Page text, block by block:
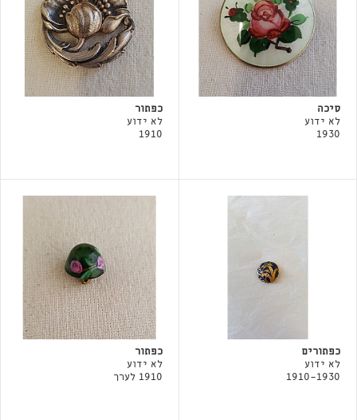
סיכה
לא ידוע
1930
כפתור
לא ידוע
1910
כפתורים
לא ידוע
1910-1930
כפתור
לא ידוע
1910 לערך